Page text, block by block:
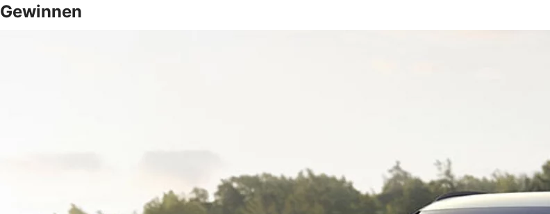
Gewinnen